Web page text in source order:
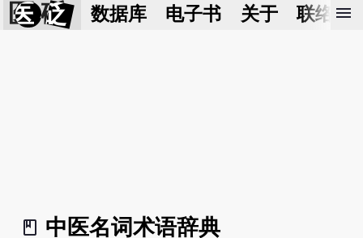
医 砭 数据库 电子书 关于 联络我
menu
book_2
中医名词术语辞典